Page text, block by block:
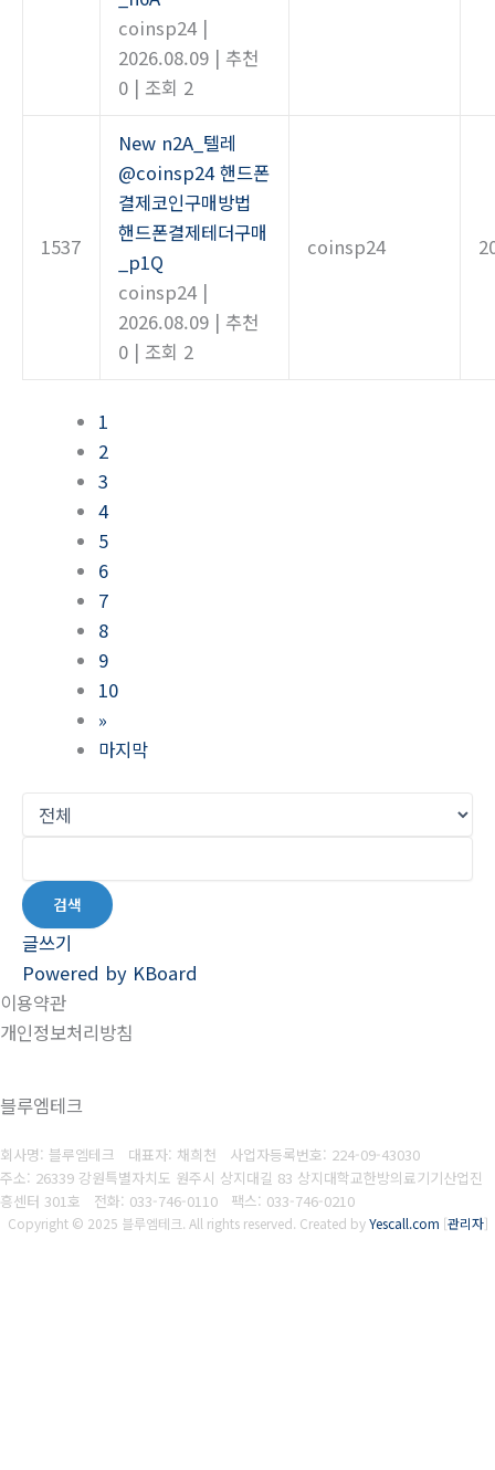
coinsp24 |
2026.08.09 | 추천
0 | 조회 2
1537
New n2A_텔레
@coinsp24 핸드폰
결제코인구매방법
핸드폰결제테더구매
_p1Q
coinsp24 |
2026.08.09 | 추천
0 | 조회 2
coinsp24
1
2
3
4
5
6
7
8
9
10
»
마지막
검색
글쓰기
Powered by KBoard
이용약관
개인정보처리방침
블루엠테크
회사명: 블루엠테크 대표자: 채희천 사업자등록번호: 224-09-43030
주소: 26339 강원특별자치도 원주시 상지대길 83 상지대학교한방의료기기산업진
흥센터 301호 전화: 033-746-0110 팩스: 033-746-0210
Copyright © 2025 블루엠테크. All rights reserved. Created byYescall.com [관리자]